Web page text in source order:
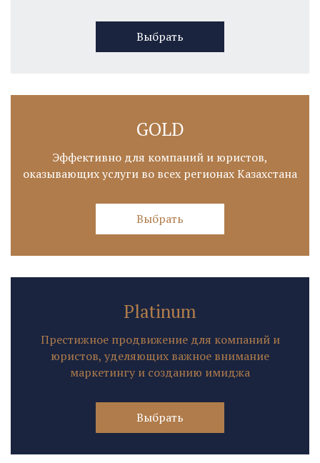
Выбрать
GOLD
Эффективно для компаний и юристов,
оказывающих услуги во всех регионах Казахстана
Выбрать
Platinum
Престижное продвижение для компаний и
юристов, уделяющих важное внимание
маркетингу и созданию имиджа
Выбрать